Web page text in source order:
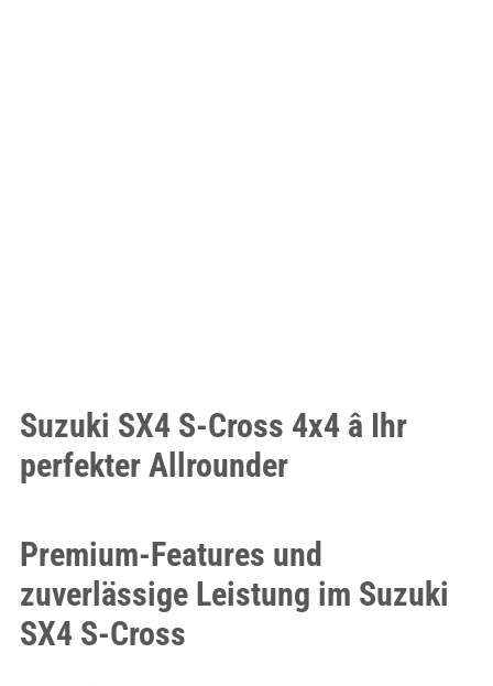
Suzuki SX4 S-Cross 4x4 â Ihr
perfekter Allrounder
Premium-Features und
zuverlässige Leistung im Suzuki
SX4 S-Cross